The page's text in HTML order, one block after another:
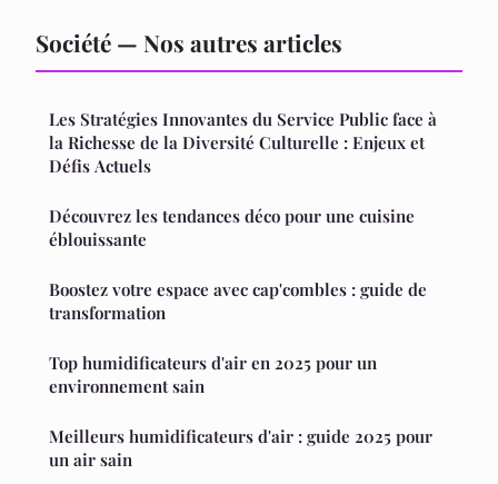
Société — Nos autres articles
Les Stratégies Innovantes du Service Public face à
la Richesse de la Diversité Culturelle : Enjeux et
Défis Actuels
Découvrez les tendances déco pour une cuisine
éblouissante
Boostez votre espace avec cap'combles : guide de
transformation
Top humidificateurs d'air en 2025 pour un
environnement sain
Meilleurs humidificateurs d'air : guide 2025 pour
un air sain